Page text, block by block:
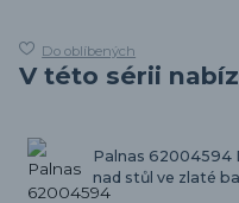
Do oblíbených
V této sérii
Palnas 62004594
nad stůl ve zlaté